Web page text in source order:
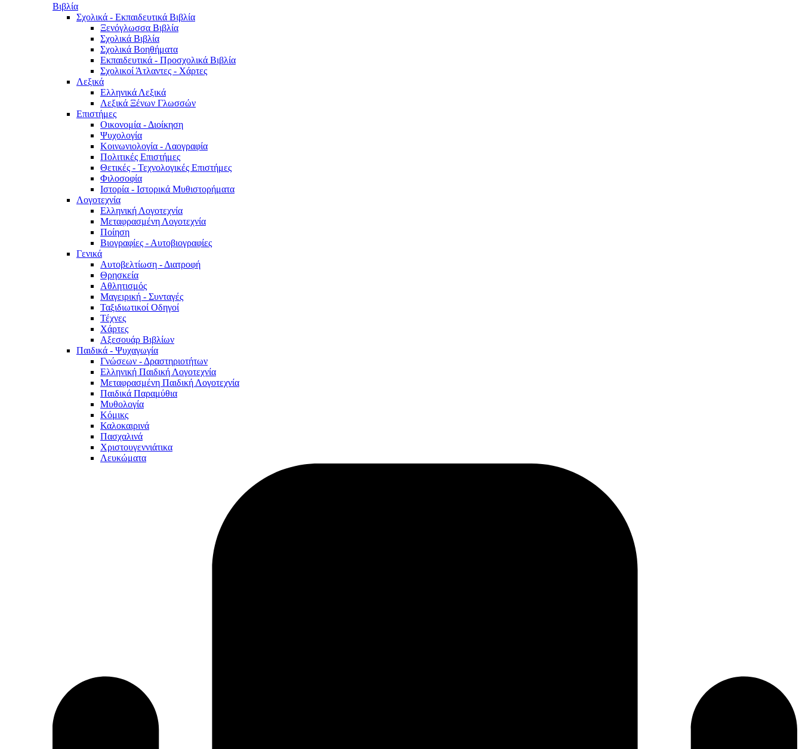
Βιβλία
Σχολικά - Εκπαιδευτικά Βιβλία
Ξενόγλωσσα Βιβλία
Σχολικά Βιβλία
Σχολικά Βοηθήματα
Εκπαιδευτικά - Προσχολικά Βιβλία
Σχολικοί Άτλαντες - Χάρτες
Λεξικά
Ελληνικά Λεξικά
Λεξικά Ξένων Γλωσσών
Επιστήμες
Οικονομία - Διοίκηση
Ψυχολογία
Κοινωνιολογία - Λαογραφία
Πολιτικές Eπιστήμες
Θετικές - Τεχνολογικές Επιστήμες
Φιλοσοφία
Ιστορία - Ιστορικά Μυθιστορήματα
Λογοτεχνία
Ελληνική Λογοτεχνία
Μεταφρασμένη Λογοτεχνία
Ποίηση
Βιογραφίες - Αυτοβιογραφίες
Γενικά
Αυτοβελτίωση - Διατροφή
Θρησκεία
Αθλητισμός
Μαγειρική - Συνταγές
Ταξιδιωτικοί Οδηγοί
Τέχνες
Χάρτες
Αξεσουάρ Βιβλίων
Παιδικά - Ψυχαγωγία
Γνώσεων - Δραστηριοτήτων
Ελληνική Παιδική Λογοτεχνία
Μεταφρασμένη Παιδική Λογοτεχνία
Παιδικά Παραμύθια
Μυθολογία
Κόμικς
Καλοκαιρινά
Πασχαλινά
Χριστουγεννιάτικα
Λευκώματα